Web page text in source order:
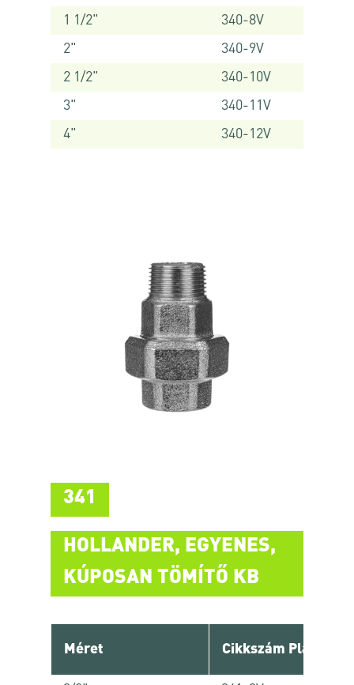
1 1/2"
340-8V
2"
340-9V
2 1/2"
340-10V
3"
340-11V
4"
340-12V
341
HOLLANDER, EGYENES,
KÚPOSAN TÖMÍTŐ KB
Méret Cikkszám Platinum